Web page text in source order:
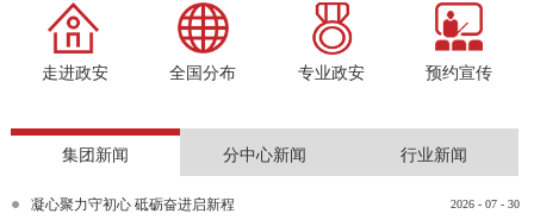
走进政安 全国分布 专业政安 预约宣传
集团新闻 分中心新闻 行业新闻
2026 - 07 - 30
凝心聚力守初心 砥砺奋进启新程